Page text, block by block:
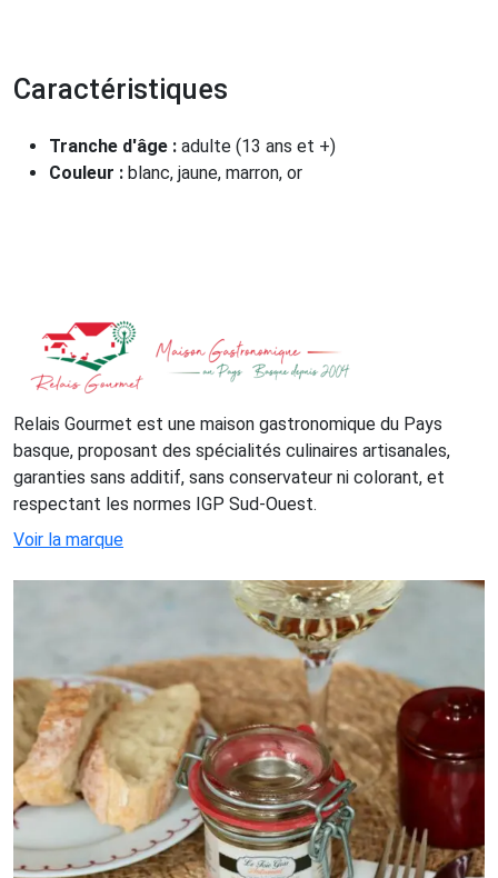
Caractéristiques
Tranche d'âge : adulte (13 ans et +)
Couleur : blanc, jaune, marron, or
Relais Gourmet est une maison gastronomique du Pays
basque, proposant des spécialités culinaires artisanales,
garanties sans additif, sans conservateur ni colorant, et
respectant les normes IGP Sud-Ouest.
Voir la marque